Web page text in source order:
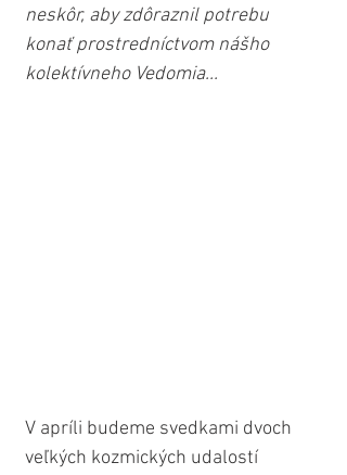
neskôr, aby zdôraznil potrebu
konať prostredníctvom nášho
kolektívneho Vedomia...
V apríli budeme svedkami dvoch
veľkých kozmických udalostí